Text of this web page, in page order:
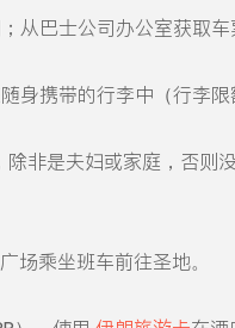
从巴士公司办公室获取车
身携带的行李中（行李
非是夫妇或家庭，否则
场乘坐班车前往圣地。